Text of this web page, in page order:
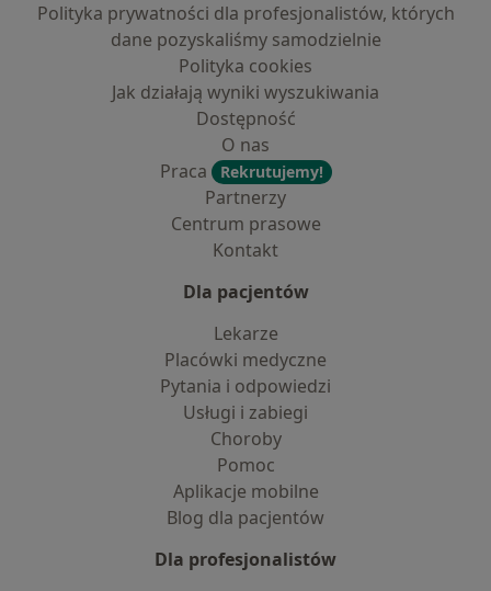
Polityka prywatności dla profesjonalistów, których
dane pozyskaliśmy samodzielnie
Polityka cookies
Jak działają wyniki wyszukiwania
Dostępność
O nas
Praca
Rekrutujemy!
Partnerzy
Centrum prasowe
Kontakt
Dla pacjentów
Lekarze
Placówki medyczne
Pytania i odpowiedzi
Usługi i zabiegi
Choroby
Pomoc
Aplikacje mobilne
Blog dla pacjentów
Dla profesjonalistów